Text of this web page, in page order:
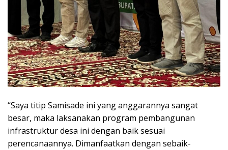
“Saya titip Samisade ini yang anggarannya sangat
besar, maka laksanakan program pembangunan
infrastruktur desa ini dengan baik sesuai
perencanaannya. Dimanfaatkan dengan sebaik-